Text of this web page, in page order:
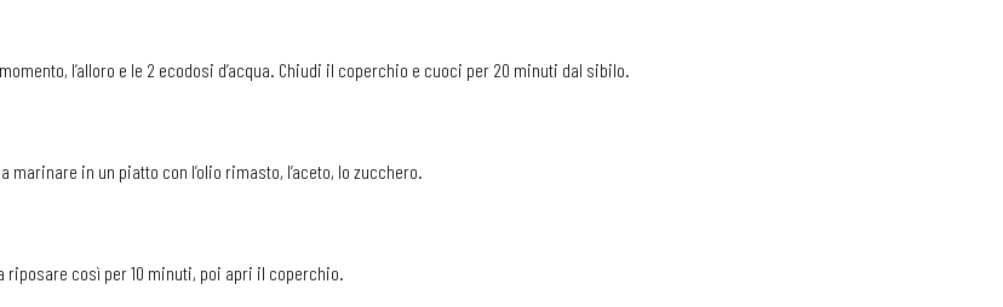
l’alloro e le 2 ecodosi d’acqua. Chiudi il coperchio e cuoci per 20 minuti dal sibilo.
in un piatto con l’olio rimasto, l’aceto, lo zucchero.
così per 10 minuti, poi apri il coperchio.